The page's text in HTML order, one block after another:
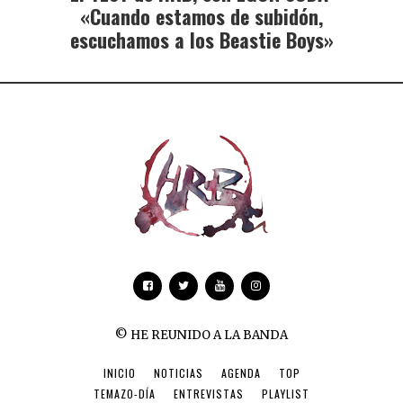
«Cuando estamos de subidón,
escuchamos a los Beastie Boys»
© HE REUNIDO A LA BANDA
INICIO NOTICIAS AGENDA
TOP
TEMAZO-DÍA
ENTREVISTAS PLAYLIST